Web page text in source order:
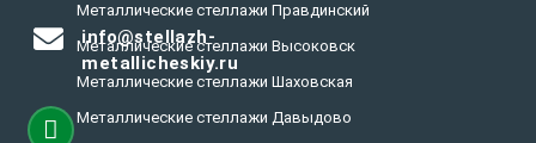
info@stellazh-
metallicheskiy.ru
Металлические стеллажи Правдинский
Металлические стеллажи Высоковск
Металлические стеллажи Шаховская
Металлические стеллажи Давыдово